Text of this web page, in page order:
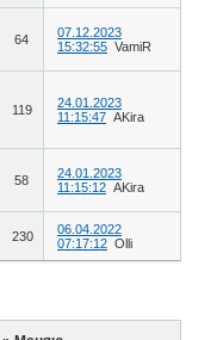
64
07.12.2023
15:32:55 VamiR
119
24.01.2023
11:15:47 AKira
58
24.01.2023
11:15:12 AKira
230
06.04.2022
07:17:12 Olli